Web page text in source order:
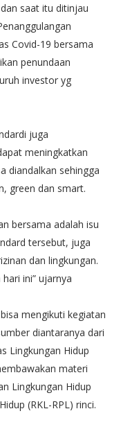
saat itu ditinjau
Covid-19 bersama
penundaan
investor yg
juga
meningkatkan
diandalkan sehingga
green dan smart.
bersama adalah isu
tersebut, juga
dan lingkungan.
ini” ujarnya
mengikuti kegiatan
diantaranya dari
Lingkungan Hidup
materi
Lingkungan Hidup
(RKL-RPL) rinci.